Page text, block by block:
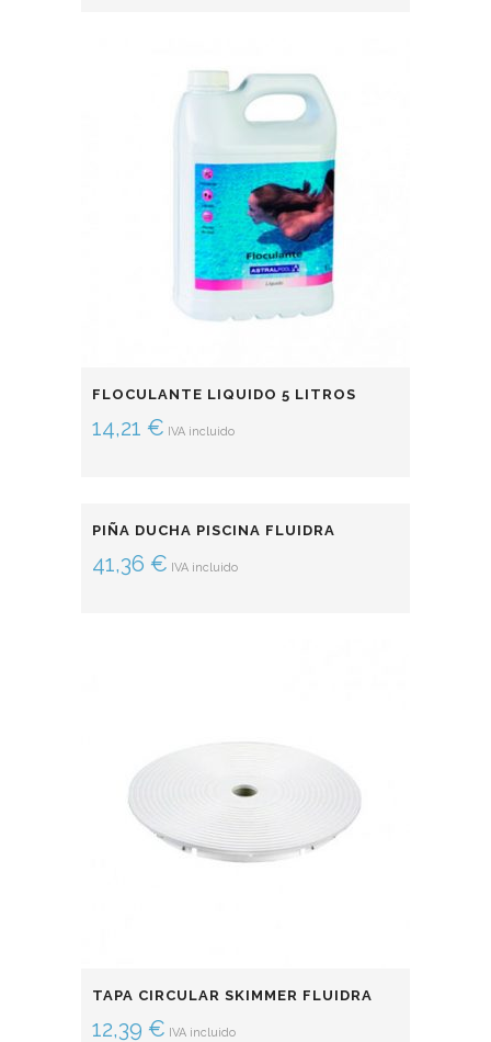
FLOCULANTE LIQUIDO 5 LITROS
14,21 € IVA incluido
PIÑA DUCHA PISCINA FLUIDRA
41,36 € IVA incluido
TAPA CIRCULAR SKIMMER FLUIDRA
12,39 € IVA incluido